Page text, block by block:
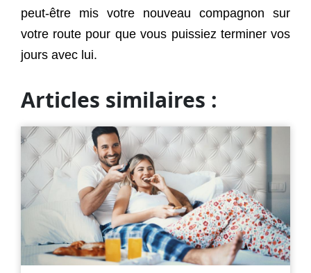
peut-être mis votre nouveau compagnon sur
votre route pour que vous puissiez terminer vos
jours avec lui.
Articles similaires :